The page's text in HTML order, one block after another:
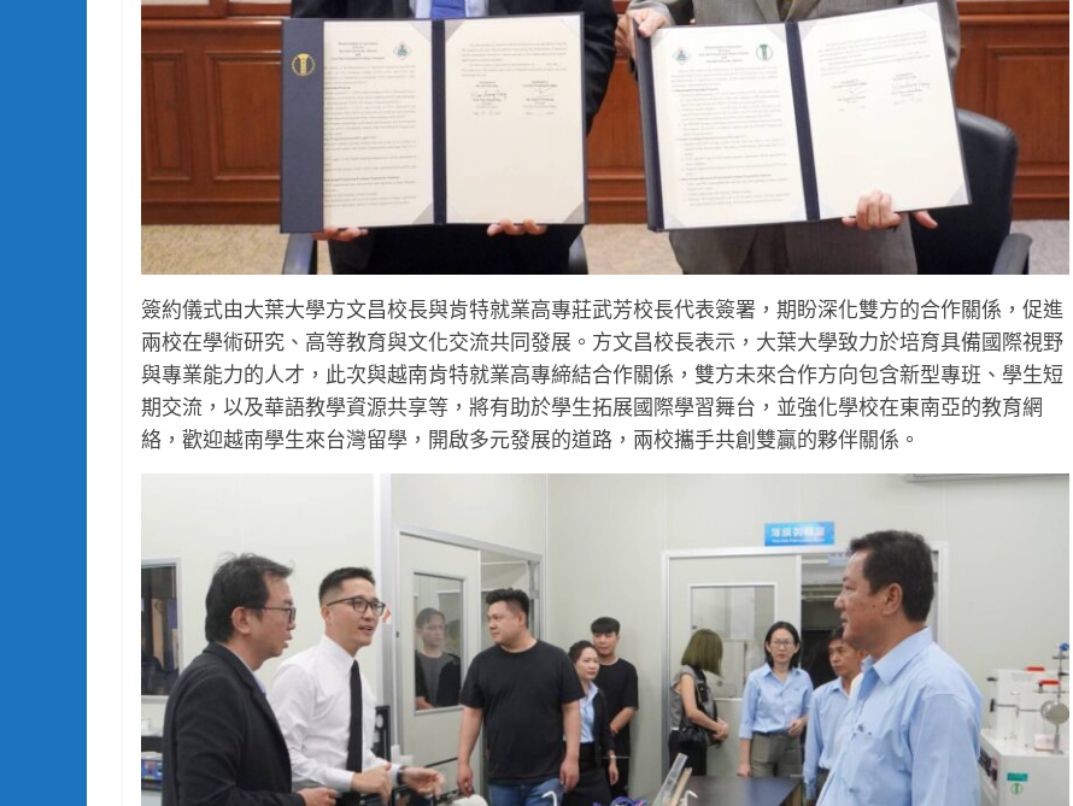
簽約儀式由大葉大學方文昌校長與肯特就業高專莊武芳校長代表簽署，期盼深化雙方的合作關係，促進
兩校在學術研究、高等教育與文化交流共同發展。方文昌校長表示，大葉大學致力於培育具備國際視野
與專業能力的人才，此次與越南肯特就業高專締結合作關係，雙方未來合作方向包含新型專班、學生短
期交流，以及華語教學資源共享等，將有助於學生拓展國際學習舞台，並強化學校在東南亞的教育網
絡，歡迎越南學生來台灣留學，開啟多元發展的道路，兩校攜手共創雙贏的夥伴關係。